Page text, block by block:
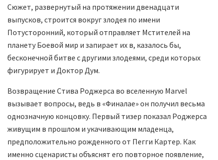
Сюжет, развернутый на протяжении двенадцати
выпусков, строится вокруг злодея по имени
Потусторонний, который отправляет Мстителей на
планету Боевой мир и запирает их в, казалось бы,
бесконечной битве с другими злодеями, среди которых
фигурирует и Доктор Дум.
Возвращение Стива Роджерса во вселенную Marvel
вызывает вопросы, ведь в «Финалае» он получил весьма
однозначную концовку. Первый тизер показал Роджерса
живущим в прошлом и укачивающим младенца,
предположительно рожденного от Пегги Картер. Как
именно сценаристы объяснят его повторное появление,